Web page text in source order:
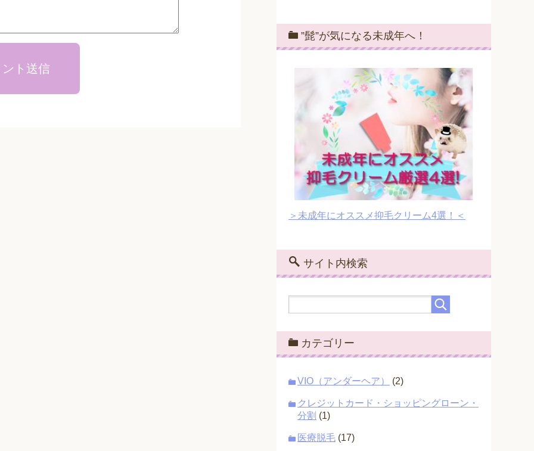
ト送信
”髭”が気になる未成年へ！
＞未成年にオススメ抑毛クリーム4選！＜
サイト内検索
カテゴリー
VIO（アンダーヘア） (2)
クレジットカード・ショッピングローン・
分割 (1)
医療脱毛 (17)